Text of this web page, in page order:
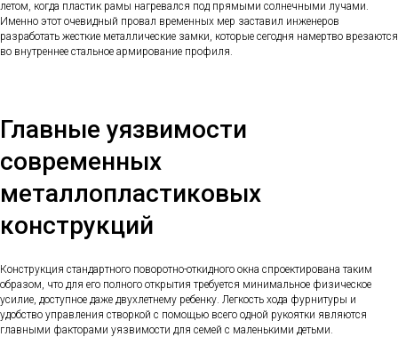
летом, когда пластик рамы нагревался под прямыми солнечными лучами.
Именно этот очевидный провал временных мер заставил инженеров
разработать жесткие металлические замки, которые сегодня намертво врезаются
во внутреннее стальное армирование профиля.
Главные уязвимости
современных
металлопластиковых
конструкций
Конструкция стандартного поворотно-откидного окна спроектирована таким
образом, что для его полного открытия требуется минимальное физическое
усилие, доступное даже двухлетнему ребенку. Легкость хода фурнитуры и
удобство управления створкой с помощью всего одной рукоятки являются
главными факторами уязвимости для семей с маленькими детьми.